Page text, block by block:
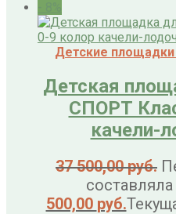
Детские площадки
Детская
СПОРТ
качели-
37 500,00руб.
составляла
500,00 руб.